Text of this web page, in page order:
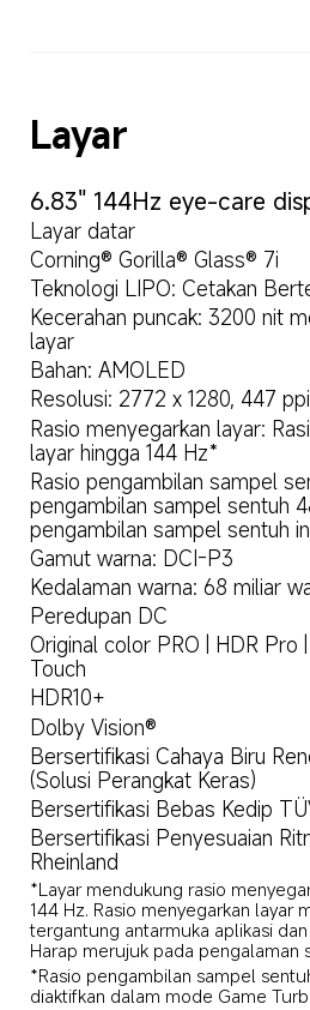
Layar
6.83" 144Hz eye-care
Layar datar
Corning® Gorilla® Glass® 7i
Teknologi LIPO: Cetakan
Kecerahan puncak: 3200 nit
layar
Bahan: AMOLED
Resolusi: 2772 x 1280, 447 ppi
Rasio menyegarkan layar:
layar hingga 144 Hz*
Rasio pengambilan sampel
pengambilan sampel sentuh
pengambilan sampel sentuh
Gamut warna: DCI-P3
Kedalaman warna: 68 miliar
Peredupan DC
Original color PRO | HDR Pro
Touch
HDR10+
Dolby Vision®
Bersertifikasi Cahaya Biru
(Solusi Perangkat Keras)
Bersertifikasi Bebas Kedip
Bersertifikasi Penyesuaian
Rheinland
*Layar mendukung rasio
144 Hz. Rasio menyegarkan layar
tergantung antarmuka aplikasi
Harap merujuk pada pengalaman
*Rasio pengambilan sampel
diaktifkan dalam mode Game